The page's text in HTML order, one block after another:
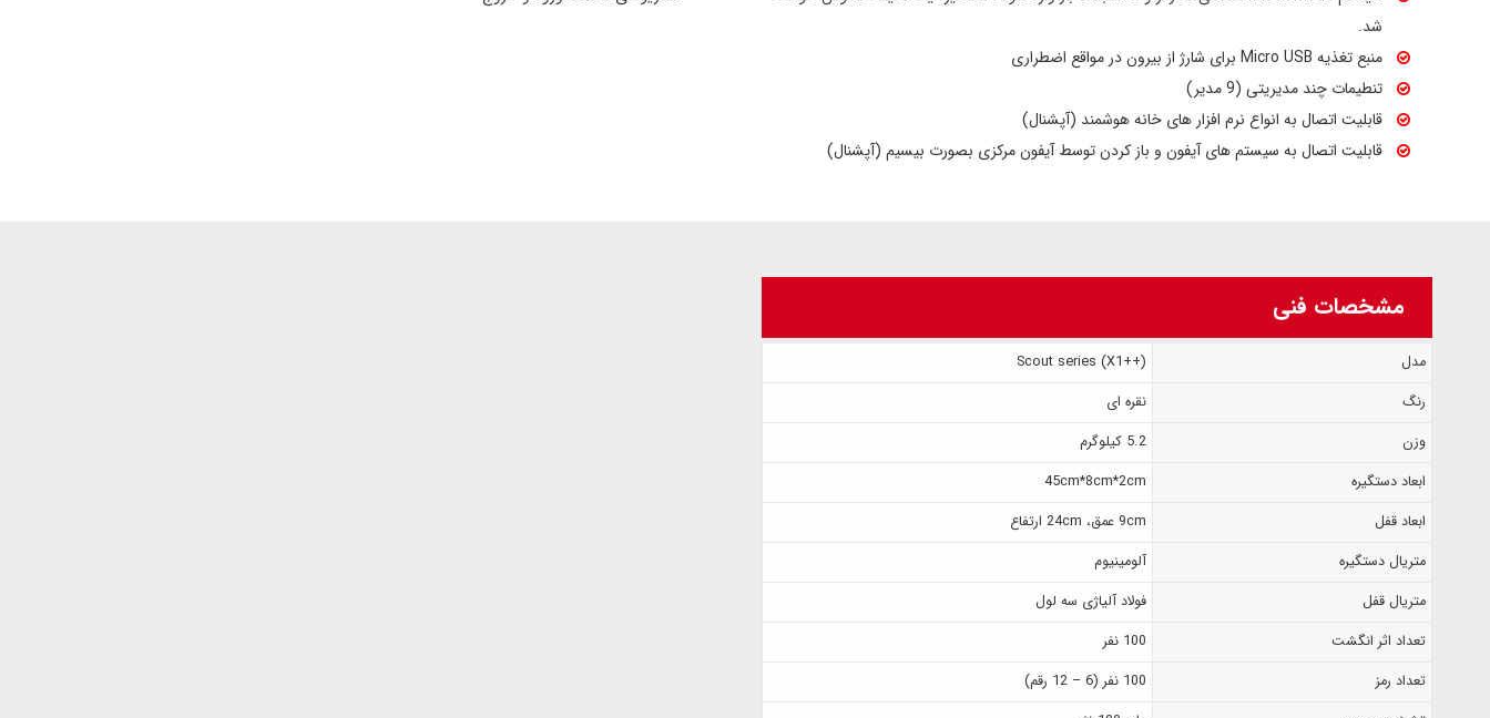
شد.
منبع تغذیه Micro USB برای شارژ از بیرون در مواقع اضطراری
تنطیمات چند مدیریتی (9 مدیر)
قابلیت اتصال به انواع نرم افزار های خانه هوشمند (آپشنال)
قابلیت اتصال به سیستم های آیفون و باز کردن توسط آیفون مرکزی بصورت بیسیم (آپشنال)
مشخصات فنی
مدل
Scout series (X1++)
رنگ
نقره ای
وزن
5.2 کیلوگرم
ابعاد دستگیره
45cm*8cm*2cm
ابعاد قفل
9cm عمق، 24cm ارتفاع
متریال دستگیره
آلومینیوم
متریال قفل
فولاد آلیاژی سه لول
تعداد اثر انگشت
100 نفر
تعداد رمز
100 نفر (6 – 12 رقم)